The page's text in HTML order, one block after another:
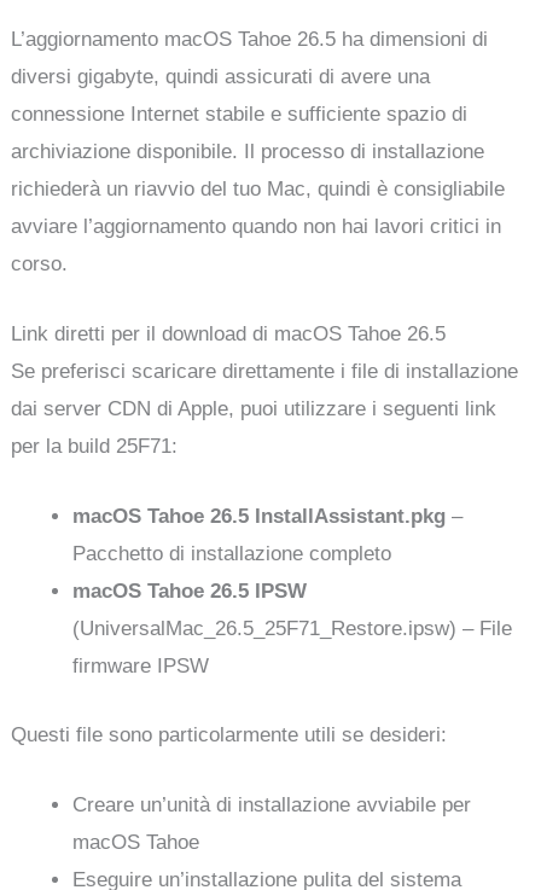
L’aggiornamento macOS Tahoe 26.5 ha dimensioni di
diversi gigabyte, quindi assicurati di avere una
connessione Internet stabile e sufficiente spazio di
archiviazione disponibile. Il processo di installazione
richiederà un riavvio del tuo Mac, quindi è consigliabile
avviare l’aggiornamento quando non hai lavori critici in
corso.
Link diretti per il download di macOS Tahoe 26.5
Se preferisci scaricare direttamente i file di installazione
dai server CDN di Apple, puoi utilizzare i seguenti link
per la build 25F71:
macOS Tahoe 26.5 InstallAssistant.pkg –
Pacchetto di installazione completo
macOS Tahoe 26.5 IPSW
(UniversalMac_26.5_25F71_Restore.ipsw) – File
firmware IPSW
Questi file sono particolarmente utili se desideri:
Creare un’unità di installazione avviabile per
macOS Tahoe
Eseguire un’installazione pulita del sistema